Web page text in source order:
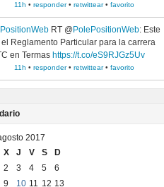
11h • responder• retwittear• favorito
RT @ PolePositionWeb: Este
Reglamento Particular para la carrera
en Termas https://t.co/eS9RJGz5Uv
11h • responder• retwittear• favorito
2017
X
J V S
D
2
3 4 5
6
9
10 11 12 13